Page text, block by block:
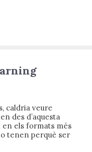
caldria veure
des d’aquesta
els formats més
tenen perquè ser